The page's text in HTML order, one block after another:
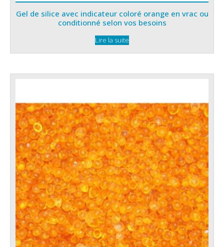
Gel de silice avec indicateur coloré orange en vrac ou
conditionné selon vos besoins
Lire la suite